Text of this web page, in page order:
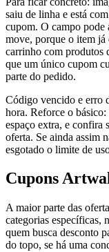
saiu de linha e está
cupom. O campo pode
move, porque o item já
carrinho com produtos
que um único cupom
parte do pedido.
Código vencido e erro
hora. Reforce o básico:
espaço extra, e confira
oferta. Se ainda assim
esgotado o limite de
Cupons
A maior parte das
categorias específicas,
quem busca desconto
do topo, se há uma